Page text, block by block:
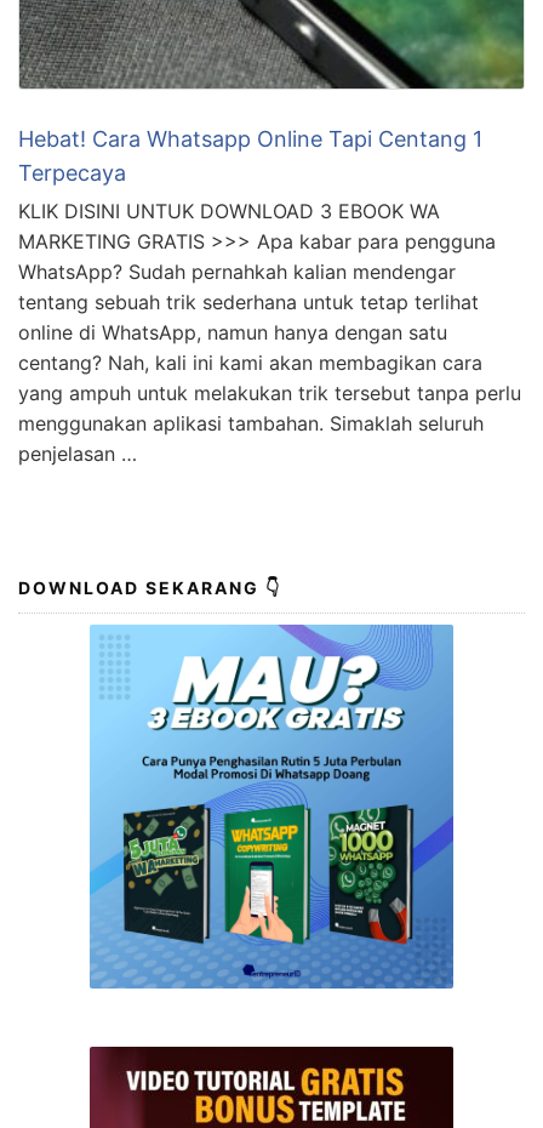
Hebat! Cara Whatsapp Online Tapi Centang 1
Terpecaya
KLIK DISINI UNTUK DOWNLOAD 3 EBOOK WA
MARKETING GRATIS >>> Apa kabar para pengguna
WhatsApp? Sudah pernahkah kalian mendengar
tentang sebuah trik sederhana untuk tetap terlihat
online di WhatsApp, namun hanya dengan satu
centang? Nah, kali ini kami akan membagikan cara
yang ampuh untuk melakukan trik tersebut tanpa perlu
menggunakan aplikasi tambahan. Simaklah seluruh
penjelasan …
DOWNLOAD SEKARANG 👇